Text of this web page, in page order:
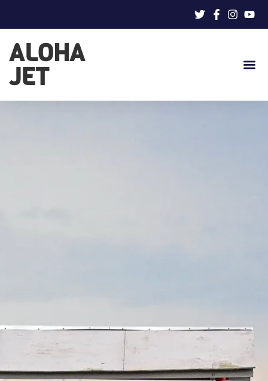
ALOHA
JET